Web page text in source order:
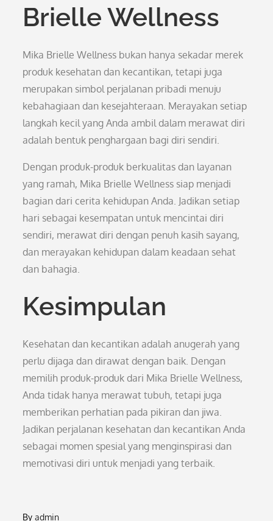
Brielle Wellness
Mika Brielle Wellness bukan hanya sekadar merek
produk kesehatan dan kecantikan, tetapi juga
merupakan simbol perjalanan pribadi menuju
kebahagiaan dan kesejahteraan. Merayakan setiap
langkah kecil yang Anda ambil dalam merawat diri
adalah bentuk penghargaan bagi diri sendiri.
Dengan produk-produk berkualitas dan layanan
yang ramah, Mika Brielle Wellness siap menjadi
bagian dari cerita kehidupan Anda. Jadikan setiap
hari sebagai kesempatan untuk mencintai diri
sendiri, merawat diri dengan penuh kasih sayang,
dan merayakan kehidupan dalam keadaan sehat
dan bahagia.
Kesimpulan
Kesehatan dan kecantikan adalah anugerah yang
perlu dijaga dan dirawat dengan baik. Dengan
memilih produk-produk dari Mika Brielle Wellness,
Anda tidak hanya merawat tubuh, tetapi juga
memberikan perhatian pada pikiran dan jiwa.
Jadikan perjalanan kesehatan dan kecantikan Anda
sebagai momen spesial yang menginspirasi dan
memotivasi diri untuk menjadi yang terbaik.
Byadmin